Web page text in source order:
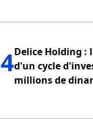
4Delice Holding :
d'un cycle
millions de